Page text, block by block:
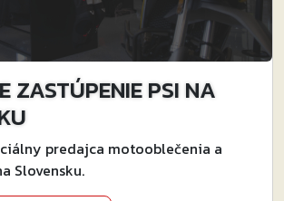
ZASTÚPENIE PSI NA
predajca motooblečenia a
Slovensku.